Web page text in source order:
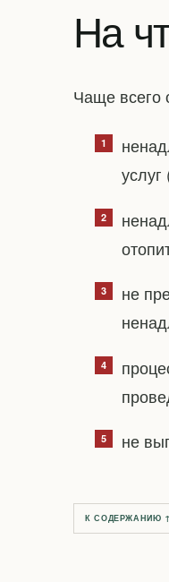
На
Чаще всего
не
не
К СОДЕРЖАНИЮ ↑